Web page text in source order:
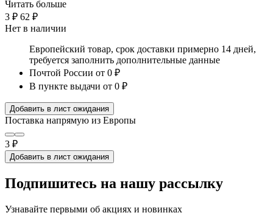
Читать больше
3 ₽ 62 ₽
Нет в наличии
Европейский товар, срок доставки примерно 14 дней,
требуется заполнить дополнительные данные
Почтой России от 0 ₽
В пункте выдачи от 0 ₽
Добавить в лист ожидания
Поставка напрямую из Европы
3 ₽
Добавить в лист ожидания
Подпишитесь на нашу рассылку
Узнавайте первыми об акциях и новинках